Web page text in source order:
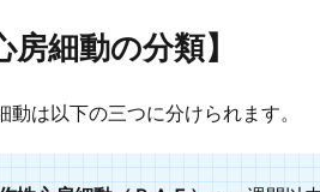
房細動の分類】
動は以下の三つに分けられます。